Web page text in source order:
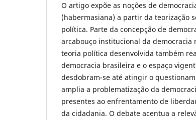
O artigo expõe as noções de
(habermasiana) a partir da teorização
política. Parte da concepção de
arcabouço institucional da
teoria política desenvolvida também
democracia brasileira e o espaço
desdobram-se até atingir o
amplia a problematização da
presentes ao enfrentamento de
da cidadania. O debate acentua a